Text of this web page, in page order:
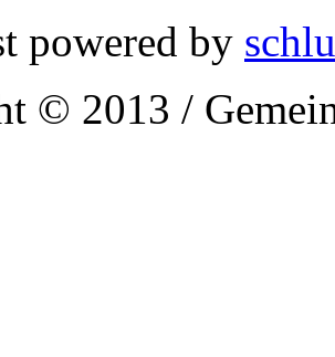
powered by
© 2013 /